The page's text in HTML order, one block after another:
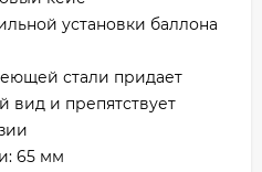
установки баллона
стали придает
вид и препятствует
65 мм